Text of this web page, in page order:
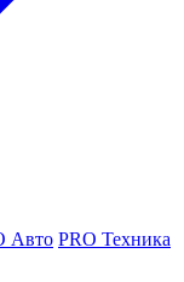
Авто PRO Техника